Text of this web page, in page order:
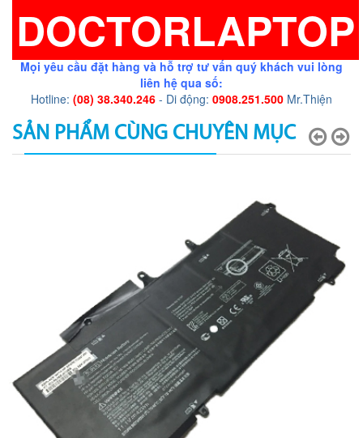
DOCTORLAPTOP
Mọi yêu cầu đặt hàng và hỗ trợ tư vấn quý khách vui lòng
liên hệ qua số:
Hotline: (08) 38.340.246 - Di động: 0908.251.500 Mr.Thiện
SẢN PHẨM CÙNG CHUYÊN MỤC